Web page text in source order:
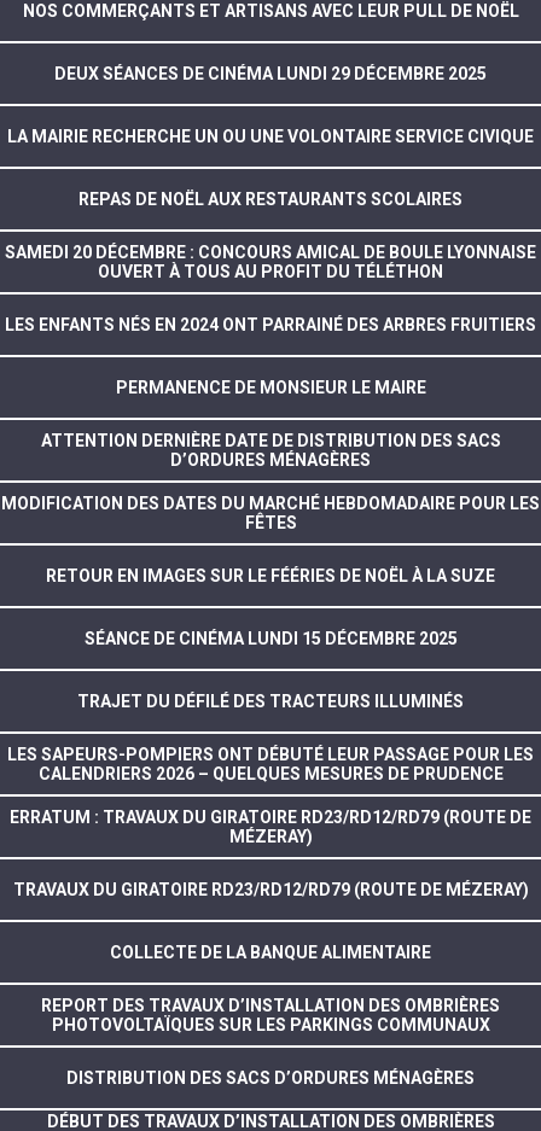
NOS COMMERÇANTS ET ARTISANS AVEC LEUR PULL DE NOËL
DEUX SÉANCES DE CINÉMA LUNDI 29 DÉCEMBRE 2025
LA MAIRIE RECHERCHE UN OU UNE VOLONTAIRE SERVICE CIVIQUE
REPAS DE NOËL AUX RESTAURANTS SCOLAIRES
SAMEDI 20 DÉCEMBRE : CONCOURS AMICAL DE BOULE LYONNAISE
OUVERT À TOUS AU PROFIT DU TÉLÉTHON
LES ENFANTS NÉS EN 2024 ONT PARRAINÉ DES ARBRES FRUITIERS
PERMANENCE DE MONSIEUR LE MAIRE
ATTENTION DERNIÈRE DATE DE DISTRIBUTION DES SACS
D’ORDURES MÉNAGÈRES
MODIFICATION DES DATES DU MARCHÉ HEBDOMADAIRE POUR LES
FÊTES
RETOUR EN IMAGES SUR LE FÉÉRIES DE NOËL À LA SUZE
SÉANCE DE CINÉMA LUNDI 15 DÉCEMBRE 2025
TRAJET DU DÉFILÉ DES TRACTEURS ILLUMINÉS
LES SAPEURS-POMPIERS ONT DÉBUTÉ LEUR PASSAGE POUR LES
CALENDRIERS 2026 – QUELQUES MESURES DE PRUDENCE
ERRATUM : TRAVAUX DU GIRATOIRE RD23/RD12/RD79 (ROUTE DE
MÉZERAY)
TRAVAUX DU GIRATOIRE RD23/RD12/RD79 (ROUTE DE MÉZERAY)
COLLECTE DE LA BANQUE ALIMENTAIRE
REPORT DES TRAVAUX D’INSTALLATION DES OMBRIÈRES
PHOTOVOLTAÏQUES SUR LES PARKINGS COMMUNAUX
DISTRIBUTION DES SACS D’ORDURES MÉNAGÈRES
DÉBUT DES TRAVAUX D’INSTALLATION DES OMBRIÈRES